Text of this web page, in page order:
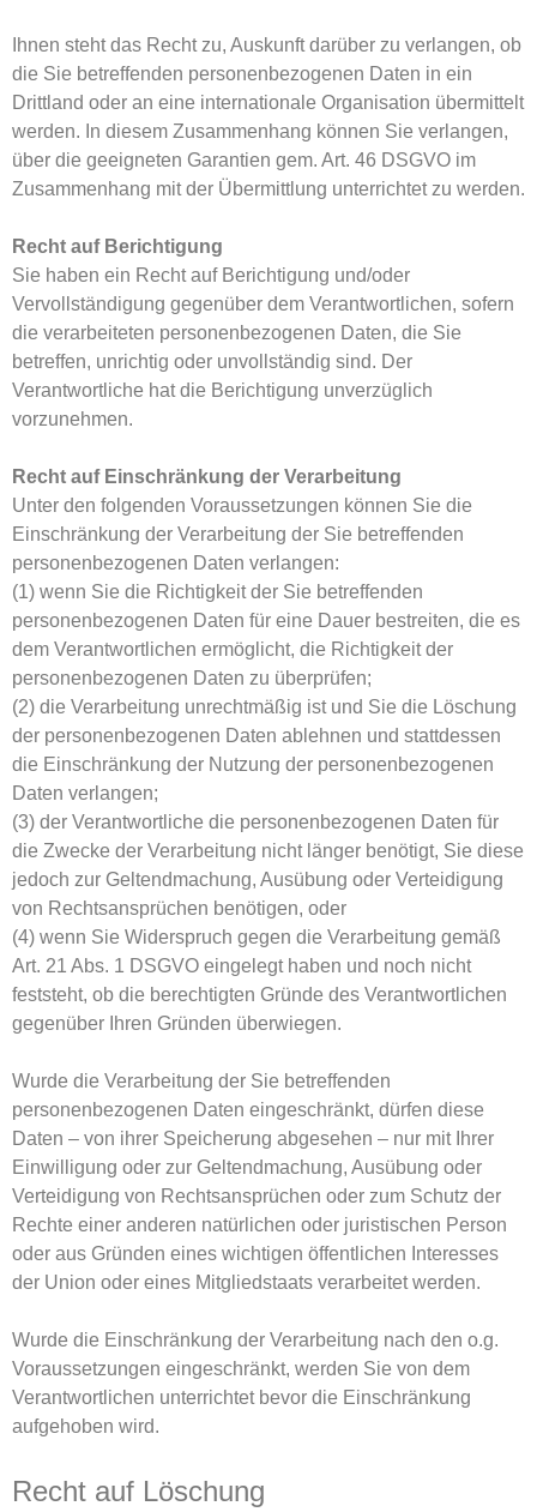
Ihnen steht das Recht zu, Auskunft darüber zu verlangen, ob
die Sie betreffenden personenbezogenen Daten in ein
Drittland oder an eine internationale Organisation übermittelt
werden. In diesem Zusammenhang können Sie verlangen,
über die geeigneten Garantien gem. Art. 46 DSGVO im
Zusammenhang mit der Übermittlung unterrichtet zu werden.
Recht auf Berichtigung
Sie haben ein Recht auf Berichtigung und/oder
Vervollständigung gegenüber dem Verantwortlichen, sofern
die verarbeiteten personenbezogenen Daten, die Sie
betreffen, unrichtig oder unvollständig sind. Der
Verantwortliche hat die Berichtigung unverzüglich
vorzunehmen.
Recht auf Einschränkung der Verarbeitung
Unter den folgenden Voraussetzungen können Sie die
Einschränkung der Verarbeitung der Sie betreffenden
personenbezogenen Daten verlangen:
(1) wenn Sie die Richtigkeit der Sie betreffenden
personenbezogenen Daten für eine Dauer bestreiten, die es
dem Verantwortlichen ermöglicht, die Richtigkeit der
personenbezogenen Daten zu überprüfen;
(2) die Verarbeitung unrechtmäßig ist und Sie die Löschung
der personenbezogenen Daten ablehnen und stattdessen
die Einschränkung der Nutzung der personenbezogenen
Daten verlangen;
(3) der Verantwortliche die personenbezogenen Daten für
die Zwecke der Verarbeitung nicht länger benötigt, Sie diese
jedoch zur Geltendmachung, Ausübung oder Verteidigung
von Rechtsansprüchen benötigen, oder
(4) wenn Sie Widerspruch gegen die Verarbeitung gemäß
Art. 21 Abs. 1 DSGVO eingelegt haben und noch nicht
feststeht, ob die berechtigten Gründe des Verantwortlichen
gegenüber Ihren Gründen überwiegen.
Wurde die Verarbeitung der Sie betreffenden
personenbezogenen Daten eingeschränkt, dürfen diese
Daten – von ihrer Speicherung abgesehen – nur mit Ihrer
Einwilligung oder zur Geltendmachung, Ausübung oder
Verteidigung von Rechtsansprüchen oder zum Schutz der
Rechte einer anderen natürlichen oder juristischen Person
oder aus Gründen eines wichtigen öffentlichen Interesses
der Union oder eines Mitgliedstaats verarbeitet werden.
Wurde die Einschränkung der Verarbeitung nach den o.g.
Voraussetzungen eingeschränkt, werden Sie von dem
Verantwortlichen unterrichtet bevor die Einschränkung
aufgehoben wird.
Recht auf Löschung